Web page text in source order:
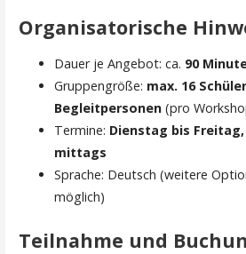
Organisatorische
Dauer je Angebot: ca. 90
Gruppengröße: max. 16
Begleitpersonen(pro
Termine: Dienstag bis
mittags
Sprache: Deutsch (weitere
möglich)
Teilnahme und